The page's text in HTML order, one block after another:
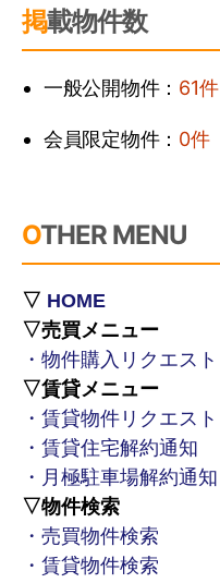
掲載物件数
一般公開物件： 61件
会員限定物件： 0件
OTHER MENU
▽ HOME
▽売買メニュー
・物件購入リクエスト
▽賃貸メニュー
・賃貸物件リクエスト
・賃貸住宅解約通知
・月極駐車場解約通知
▽物件検索
・売買物件検索
・賃貸物件検索